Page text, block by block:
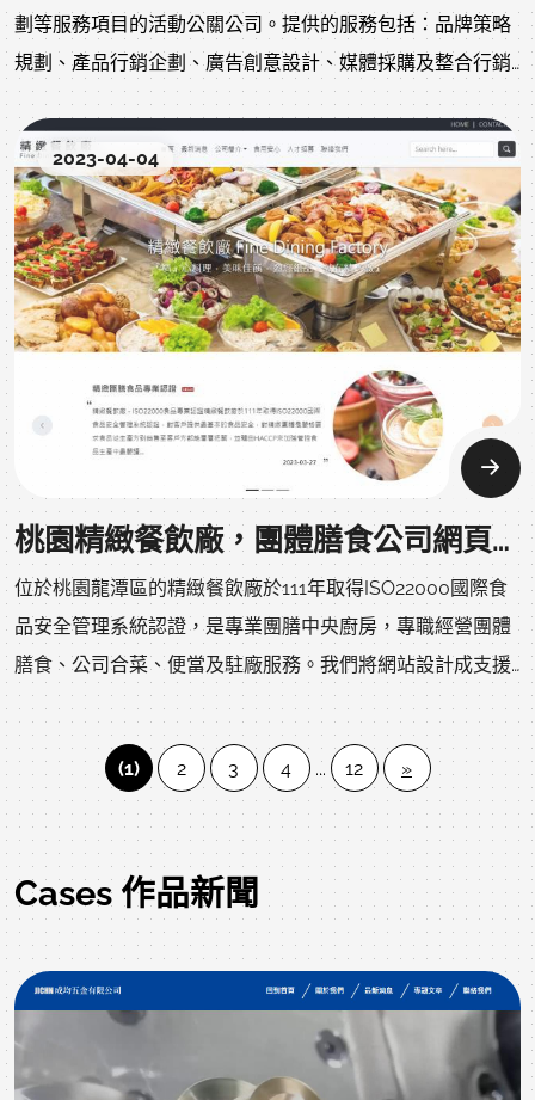
劃等服務項目的活動公關公司。提供的服務包括：品牌策略
規劃、產品行銷企劃、廣告創意設計、媒體採購及整合行銷
等專業服務。此外，也提供各類型活動的企劃與執行，例
如：產品發表會、展覽活動、公關活動、團健活動、尾牙晚
宴等，皆可依客戶需求及預算量身訂製。
2023-04-04
桃園精緻餐飲廠，團體膳食公司網頁設計
位於桃園龍潭區的精緻餐飲廠於111年取得ISO22000國際食
品安全管理系統認證，是專業團膳中央廚房，專職經營團體
膳食、公司合菜、便當及駐廠服務。我們將網站設計成支援
手機線上預約，消費者使用手機或平板電腦可以查看網站服
務，並且直接操作使用LINE APP下單預約，即時將希望的預
約項目傳遞給公司中央廚房線上客服人員。
(1) 2 3 4 ... 12 »
Cases 作品新聞